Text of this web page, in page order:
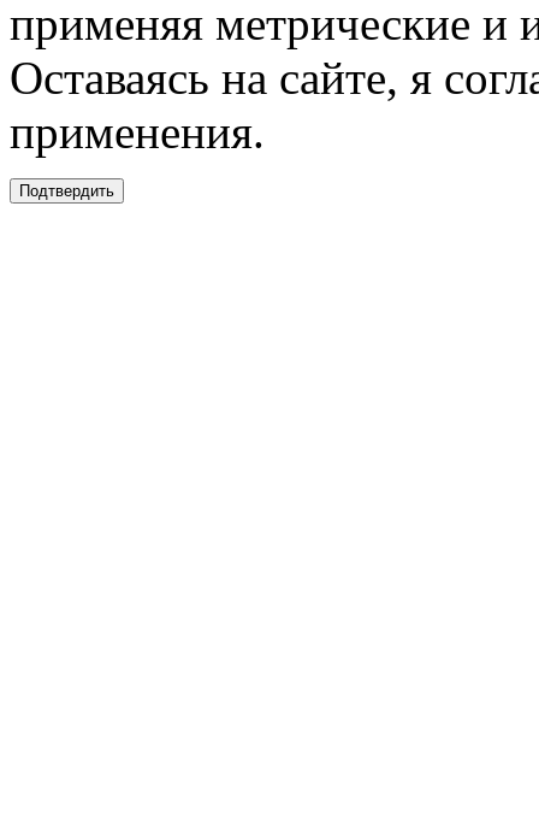
применяя метрические и
Оставаясь на сайте, я
применения.
Подтвердить